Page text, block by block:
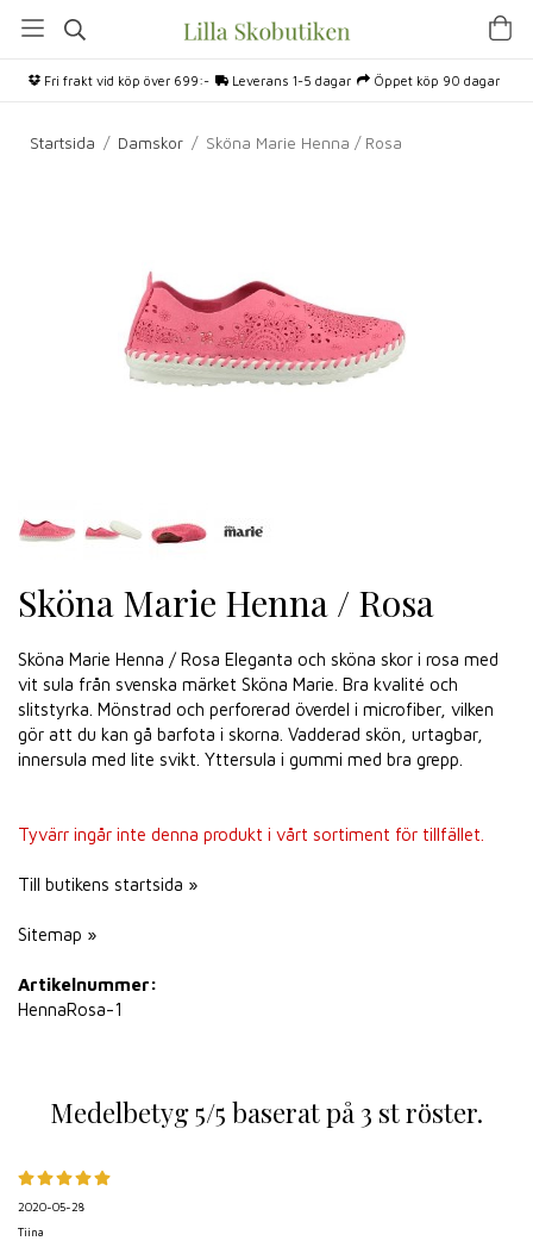
Fri frakt vid köp över 699:- Leverans 1-5 dagar Öppet köp 90 dagar
Startsida / Damskor / Sköna Marie Henna / Rosa
Sköna Marie Henna / Rosa
Sköna Marie Henna / Rosa Eleganta och sköna skor i rosa med
vit sula från svenska märket Sköna Marie. Bra kvalité och
slitstyrka. Mönstrad och perforerad överdel i microfiber, vilken
gör att du kan gå barfota i skorna. Vadderad skön, urtagbar,
innersula med lite svikt. Yttersula i gummi med bra grepp.
Tyvärr ingår inte denna produkt i vårt sortiment för tillfället.
Till butikens startsida »
Sitemap »
Artikelnummer:
HennaRosa-1
Medelbetyg 5/5 baserat på 3 st röster.
2020-05-28
Tiina